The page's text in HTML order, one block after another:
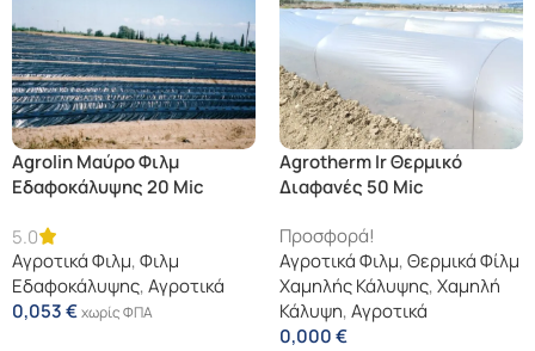
Agrolin Μαύρο Φιλμ
Εδαφοκάλυψης 20 Mic
5.0
Αγροτικά Φιλμ,Φιλμ
Εδαφοκάλυψης,Αγροτικά
0,053€χωρίς ΦΠΑ
Agrotherm Ir Θερμικό
Διαφανές 50 Mic
Προσφορά!
Αγροτικά Φιλμ,Θερμικά Φίλμ
Χαμηλής Κάλυψης,Χαμηλή
Κάλυψη,Αγροτικά
0,000€